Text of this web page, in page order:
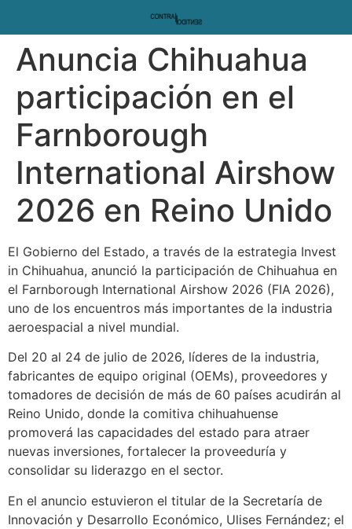
Anuncia Chihuahua
participación en el
Farnborough
International Airshow
2026 en Reino Unido
El Gobierno del Estado, a través de la estrategia Invest
in Chihuahua, anunció la participación de Chihuahua en
el Farnborough International Airshow 2026 (FIA 2026),
uno de los encuentros más importantes de la industria
aeroespacial a nivel mundial.
Del 20 al 24 de julio de 2026, líderes de la industria,
fabricantes de equipo original (OEMs), proveedores y
tomadores de decisión de más de 60 países acudirán al
Reino Unido, donde la comitiva chihuahuense
promoverá las capacidades del estado para atraer
nuevas inversiones, fortalecer la proveeduría y
consolidar su liderazgo en el sector.
En el anuncio estuvieron el titular de la Secretaría de
Innovación y Desarrollo Económico, Ulises Fernández; el